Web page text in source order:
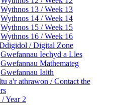
Wythnos 13 / Week 13
Wythnos 14 / Week 14
Wythnos 15 / Week 15
Wythnos 16 / Week 16
/ Digital Zone
Gwefannau Iechyd a Lles
Gwefannau Mathemateg
Gwefannau Iaith
a'r athrawon / Contact the
Year 2